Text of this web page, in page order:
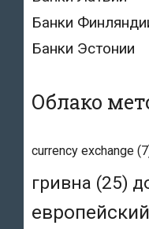
Банки
Банки Эстонии
Облако
currency exchange
гривна (25)